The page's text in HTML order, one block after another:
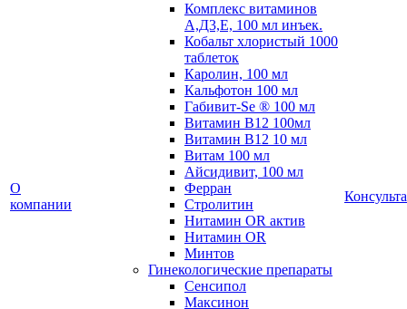
О
компании
Комплекс витаминов
А,Д3,Е, 100 мл инъек.
Кобальт хлористый 1000
таблеток
Каролин, 100 мл
Кальфотон 100 мл
Габивит-Se ® 100 мл
Витамин В12 100мл
Витамин В12 10 мл
Витам 100 мл
Айсидивит, 100 мл
Ферран
Стролитин
Нитамин OR актив
Нитамин OR
Минтов
Гинекологические препараты
Сенсипол
Максинон